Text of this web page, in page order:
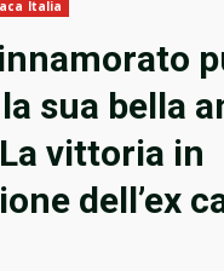
Italia
sua bella
vittoria in
dell’ex